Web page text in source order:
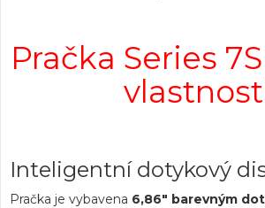
Pračka Series
Inteligentní dotykový
Pračka je vybavena 6,86" barevným